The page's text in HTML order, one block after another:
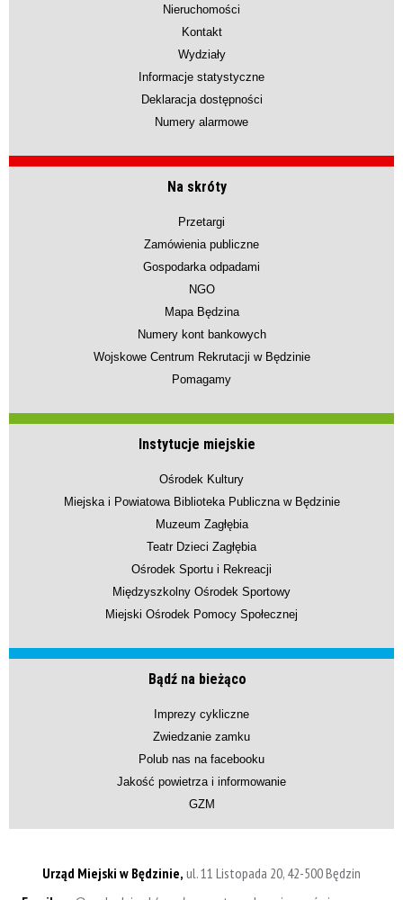
Nieruchomości
Kontakt
Wydziały
Informacje statystyczne
Deklaracja dostępności
Numery alarmowe
Na skróty
Przetargi
Zamówienia publiczne
Gospodarka odpadami
NGO
Mapa Będzina
Numery kont bankowych
Wojskowe Centrum Rekrutacji w Będzinie
Pomagamy
Instytucje miejskie
Ośrodek Kultury
Miejska i Powiatowa Biblioteka Publiczna w Będzinie
Muzeum Zagłębia
Teatr Dzieci Zagłębia
Ośrodek Sportu i Rekreacji
Międzyszkolny Ośrodek Sportowy
Miejski Ośrodek Pomocy Społecznej
Bądź na bieżąco
Imprezy cykliczne
Zwiedzanie zamku
Polub nas na facebooku
Jakość powietrza i informowanie
GZM
Urząd Miejski w Będzinie, ul. 11 Listopada 20, 42-500 Będzin